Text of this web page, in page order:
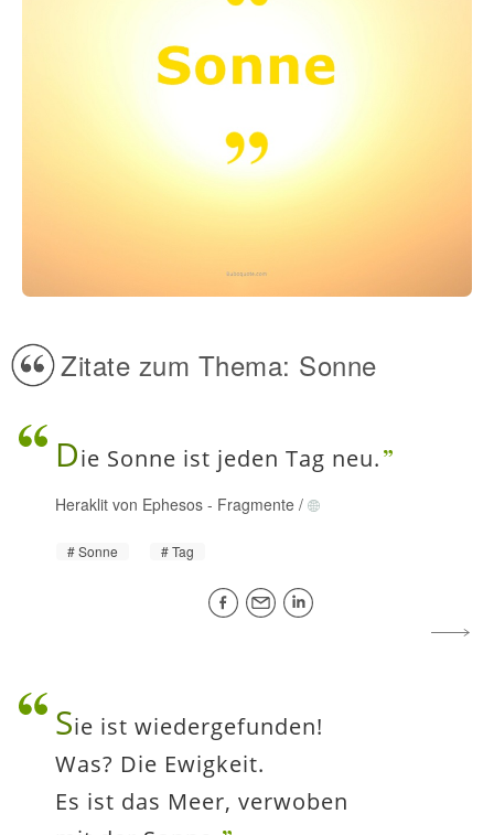
Zitate zum Thema: Sonne
Die Sonne ist jeden Tag neu.
Heraklit von Ephesos - Fragmente /
Sonne Tag
Sie ist wiedergefunden!
Was? Die Ewigkeit.
Es ist das Meer, verwoben